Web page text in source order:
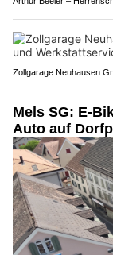
Zollgarage Neuhausen
Mels SG: E-
Auto auf